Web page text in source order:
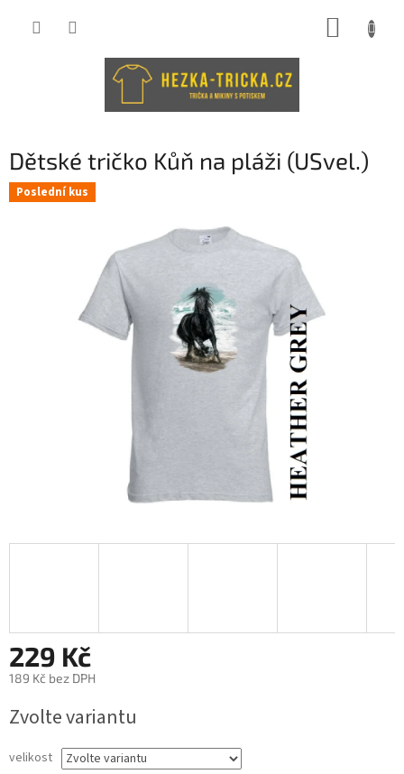
Dětské tričko Kůň na pláži (USvel.)
Poslední kus
229 Kč
189 Kč bez DPH
cena:
Zvolte variantu
velikost